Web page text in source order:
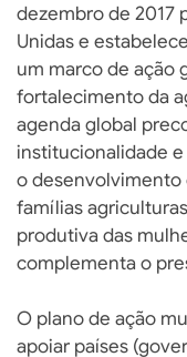
dezembro de 2017
Unidas e
um marco de ação
fortalecimento da
agenda global
institucionalidade
o desenvolvimento
famílias
produtiva das
complementa o
O plano de ação
apoiar países